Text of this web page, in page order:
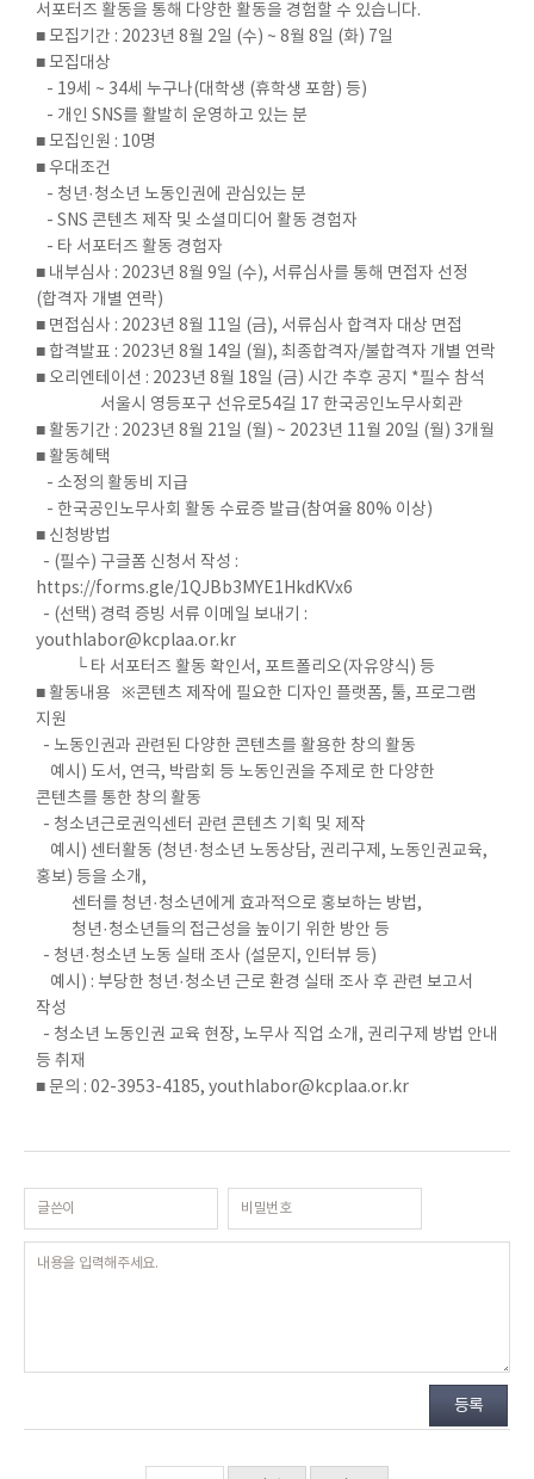
서포터즈 활동을 통해 다양한 활동을 경험할 수 있습니다.
■ 모집기간 : 2023년 8월 2일 (수) ~ 8월 8일 (화) 7일
■ 모집대상
- 19세 ~ 34세 누구나(대학생 (휴학생 포함) 등)
- 개인 SNS를 활발히 운영하고 있는 분
■ 모집인원 : 10명
■ 우대조건
- 청년·청소년 노동인권에 관심있는 분
- SNS 콘텐츠 제작 및 소셜미디어 활동 경험자
- 타 서포터즈 활동 경험자
■ 내부심사 : 2023년 8월 9일 (수), 서류심사를 통해 면접자 선정
(합격자 개별 연락)
■ 면접심사 : 2023년 8월 11일 (금), 서류심사 합격자 대상 면접
■ 합격발표 : 2023년 8월 14일 (월), 최종합격자/불합격자 개별 연락
■ 오리엔테이션 : 2023년 8월 18일 (금) 시간 추후 공지 *필수 참석
서울시 영등포구 선유로54길 17 한국공인노무사회관
■ 활동기간 : 2023년 8월 21일 (월) ~ 2023년 11월 20일 (월) 3개월
■ 활동혜택
- 소정의 활동비 지급
- 한국공인노무사회 활동 수료증 발급(참여율 80% 이상)
■ 신청방법
- (필수) 구글폼 신청서 작성 :
https://forms.gle/1QJBb3MYE1HkdKVx6
- (선택) 경력 증빙 서류 이메일 보내기 :
youthlabor@kcplaa.or.kr
└ 타 서포터즈 활동 확인서, 포트폴리오(자유양식) 등
■ 활동내용 ※콘텐츠 제작에 필요한 디자인 플랫폼, 툴, 프로그램
지원
- 노동인권과 관련된 다양한 콘텐츠를 활용한 창의 활동
예시) 도서, 연극, 박람회 등 노동인권을 주제로 한 다양한
콘텐츠를 통한 창의 활동
- 청소년근로권익센터 관련 콘텐츠 기획 및 제작
예시) 센터활동 (청년·청소년 노동상담, 권리구제, 노동인권교육,
홍보) 등을 소개,
센터를 청년·청소년에게 효과적으로 홍보하는 방법,
청년·청소년들의 접근성을 높이기 위한 방안 등
- 청년·청소년 노동 실태 조사 (설문지, 인터뷰 등)
예시) : 부당한 청년·청소년 근로 환경 실태 조사 후 관련 보고서
작성
- 청소년 노동인권 교육 현장, 노무사 직업 소개, 권리구제 방법 안내
등 취재
■ 문의 : 02-3953-4185, youthlabor@kcplaa.or.kr